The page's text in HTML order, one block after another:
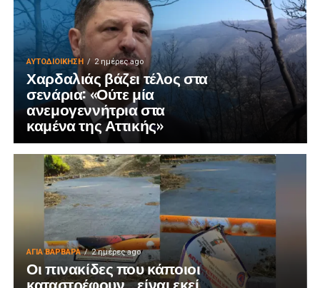
ΑΥΤΟΔΙΟΊΚΗΣΗ 2 ημέρες ago
Χαρδαλιάς βάζει τέλος στα
σενάρια: «Ούτε μία
ανεμογεννήτρια στα
καμένα της Αττικής»
ΑΓΙΑ ΒΑΡΒΑΡΑ 2 ημέρες ago
Οι πινακίδες που κάποιοι
καταστρέφουν… είναι εκεί